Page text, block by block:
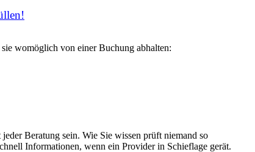
womöglich von einer Buchung abhalten:
Beratung sein. Wie Sie wissen prüft niemand so
Informationen, wenn ein Provider in Schieflage gerät.